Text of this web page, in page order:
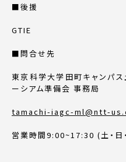
■後援
GTIE
■問合せ先
東京科学大学田町キャンパ
ーシアム準備会 事務局
tamachi-iagc-ml@ntt-
営業時間9:00~17:30 (土・日